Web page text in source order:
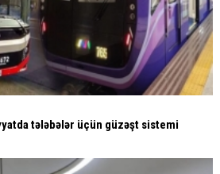
tələbələr üçün güzəşt sistemi